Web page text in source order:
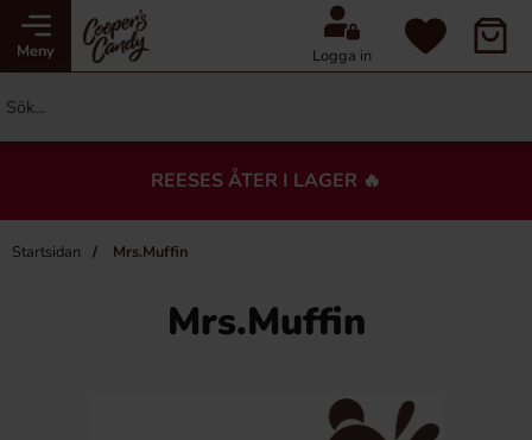
Meny Logga in
REESES ÅTER I LAGER 🔥
Startsidan Mrs.Muffin
Mrs.Muffin